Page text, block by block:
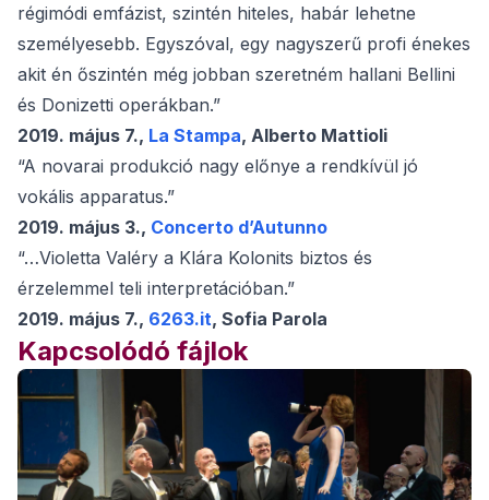
régimódi emfázist, szintén hiteles, habár lehetne
személyesebb. Egyszóval, egy nagyszerű profi énekes
akit én őszintén még jobban szeretném hallani Bellini
és Donizetti operákban.”
2019. május 7., La Stampa, Alberto Mattioli
“A novarai produkció nagy előnye a rendkívül jó
vokális apparatus.”
2019. május 3., Concerto d’Autunno
“…Violetta Valéry a Klára Kolonits biztos és
érzelemmel teli interpretációban.”
2019. május 7., 6263.it, Sofia Parola
Kapcsolódó fájlok